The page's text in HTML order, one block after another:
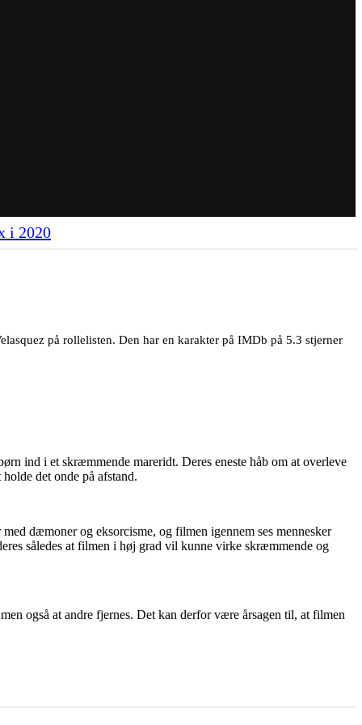
i 2020
på rollelisten. Den har en karakter på IMDb på 5.3 stjerner
ind i et skræmmende mareridt. Deres eneste håb om at overleve
det onde på afstand.
dæmoner og eksorcisme, og filmen igennem ses mennesker
således at filmen i høj grad vil kunne virke skræmmende og
også at andre fjernes. Det kan derfor være årsagen til, at filmen